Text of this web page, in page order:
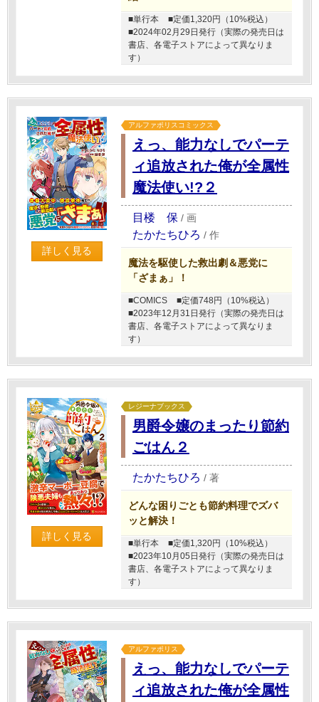
■単行本
■定価1,320円（10%税込）
■2024年02月29日発行（実際の発売日は
書店、各電子ストアによって異なりま
す）
詳しく見る
アルファポリスコミックス
えっ、能力なしでパーテ
ィ追放された俺が全属性
魔法使い!?２
目楼 保 / 画
たかたちひろ / 作
魔法を駆使した救出劇＆悪党に
「ざまぁ」！
■COMICS
■定価748円（10%税込）
■2023年12月31日発行（実際の発売日は
書店、各電子ストアによって異なりま
す）
詳しく見る
レジーナブックス
男爵令嬢のまったり節約
ごはん２
たかたちひろ / 著
どんな困りごとも節約料理でズバ
ッと解決！
■単行本
■定価1,320円（10%税込）
■2023年10月05日発行（実際の発売日は
書店、各電子ストアによって異なりま
す）
アルファポリス
えっ、能力なしでパーテ
ィ追放された俺が全属性